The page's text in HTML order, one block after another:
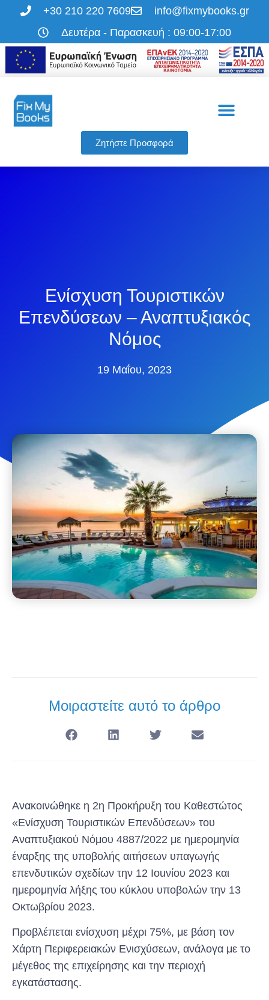
+30 210 220 7609
info@fixmybooks.gr
Δευτέρα - Παρασκευή : 09:00-17:00
Ζητήστε Προσφορά
Ενίσχυση Τουριστικών
Επενδύσεων – Αναπτυξιακός
Νόμος
19 Μαΐου, 2023
Μοιραστείτε αυτό το άρθρο
Ανακοινώθηκε η 2η Προκήρυξη του Καθεστώτος
«Ενίσχυση Τουριστικών Επενδύσεων» του
Αναπτυξιακού Νόμου 4887/2022 με ημερομηνία
έναρξης της υποβολής αιτήσεων υπαγωγής
επενδυτικών σχεδίων την 12 Ιοuνίου 2023 και
ημερομηνία λήξης του κύκλου υποβολών την 13
Οκτωβρίου 2023.
Προβλέπεται ενίσχυση μέχρι 75%, με βάση τον
Χάρτη Περιφερειακών Ενισχύσεων, ανάλογα με το
μέγεθος της επιχείρησης και την περιοχή
εγκατάστασης.